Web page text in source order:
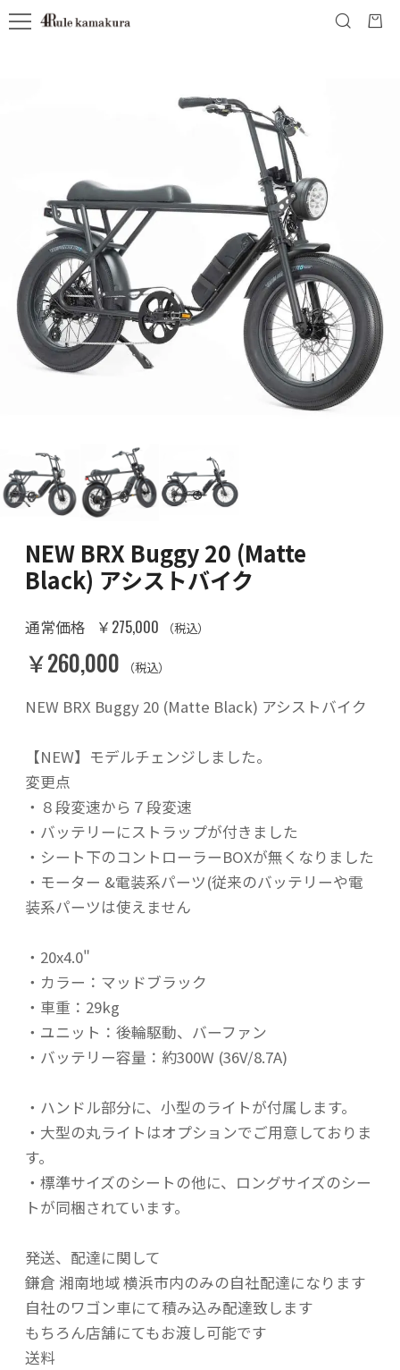
NEW BRX Buggy 20 (Matte
Black) アシストバイク
通常価格 ￥275,000 （税込）
￥260,000 （税込）
NEW BRX Buggy 20 (Matte Black) アシストバイク
【NEW】モデルチェンジしました。
変更点
・８段変速から７段変速
・バッテリーにストラップが付きました
・シート下のコントローラーBOXが無くなりました
・モーター &電装系パーツ(従来のバッテリーや電
装系パーツは使えません
・20x4.0"
・カラー：マッドブラック
・車重：29kg
・ユニット：後輪駆動、バーファン
・バッテリー容量：約300W (36V/8.7A)
・ハンドル部分に、小型のライトが付属します。
・大型の丸ライトはオプションでご用意しておりま
す。
・標準サイズのシートの他に、ロングサイズのシー
トが同梱されています。
発送、配達に関して
鎌倉 湘南地域 横浜市内のみの自社配達になります
自社のワゴン車にて積み込み配達致します
もちろん店舗にてもお渡し可能です
送料